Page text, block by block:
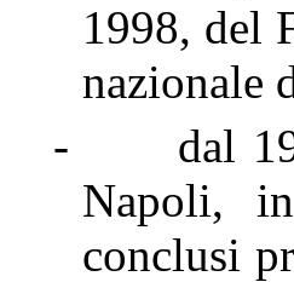
1998, del
nazionale
-
dal
Napoli,
conclusi